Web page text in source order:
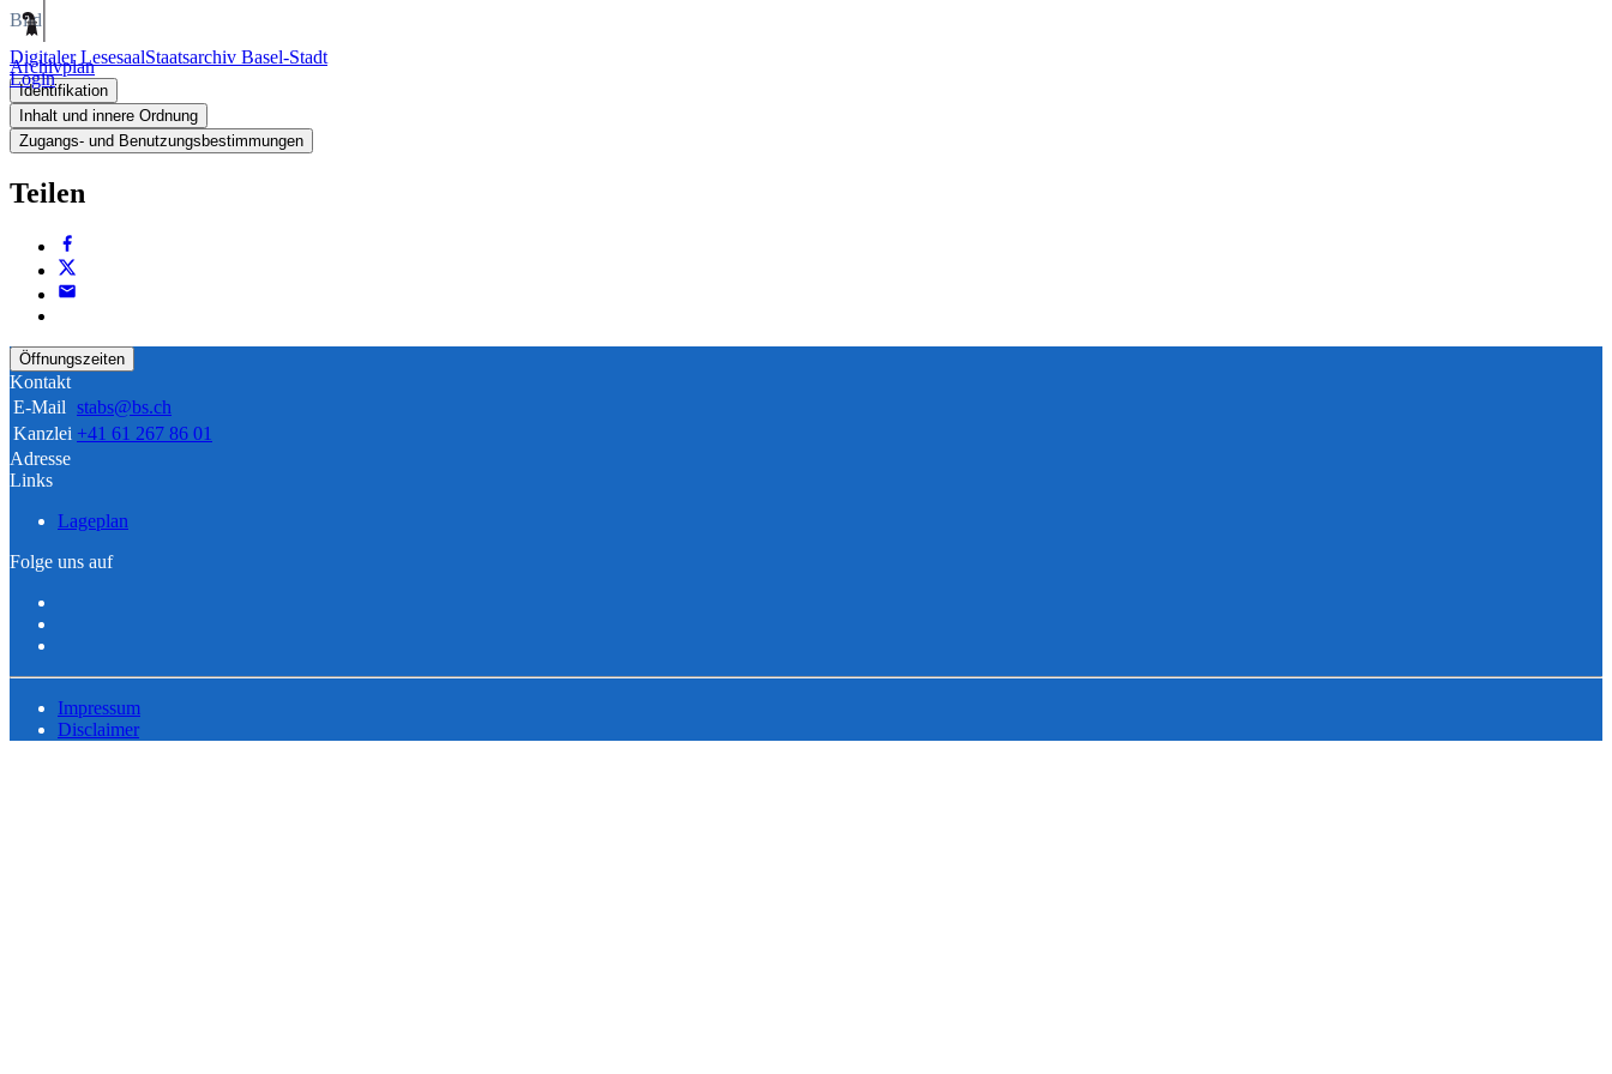
Digitaler LesesaalStaatsarchiv Basel-Stadt
Login
Bild
Archivplan
Identifikation
Inhalt und innere Ordnung
Zugangs- und Benutzungsbestimmungen
Teilen
Öffnungszeiten
Kontakt
E-Mail stabs@bs.ch
Kanzlei +41 61 267 86 01
Adresse
Links
Lageplan
Folge uns auf
Impressum
Disclaimer